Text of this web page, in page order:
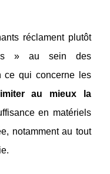
réclament plutôt
» au sein des
ce qui concerne les
limiter au mieux la
en matériels
notamment au tout